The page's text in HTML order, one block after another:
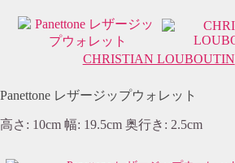
CHRISTIAN LOUBOUTIN
Panettone レザージップウォレット
高さ: 10cm 幅: 19.5cm 奥行き: 2.5cm